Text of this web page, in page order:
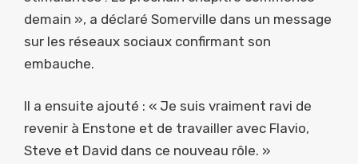
demain », a déclaré Somerville dans un message
sur les réseaux sociaux confirmant son
embauche.
Il a ensuite ajouté : « Je suis vraiment ravi de
revenir à Enstone et de travailler avec Flavio,
Steve et David dans ce nouveau rôle. »